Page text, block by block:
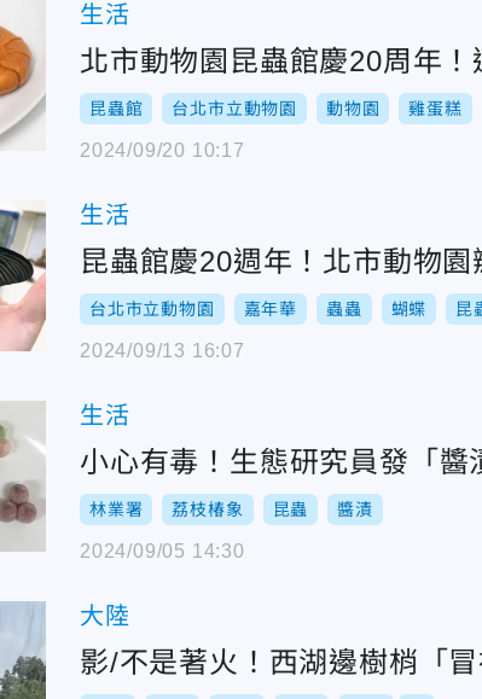
生活
北市動物園昆蟲館慶20周年
昆蟲館 台北市立動物園 動物園 雞蛋糕
2024/09/20 10:17
生活
昆蟲館慶20週年！北市動物
台北市立動物園 嘉年華 蟲蟲 蝴蝶 昆
2024/09/13 16:07
生活
小心有毒！生態研究員發「
林業署 荔枝椿象 昆蟲 醬漬
2024/09/05 14:30
大陸
影/不是著火！西湖邊樹梢「